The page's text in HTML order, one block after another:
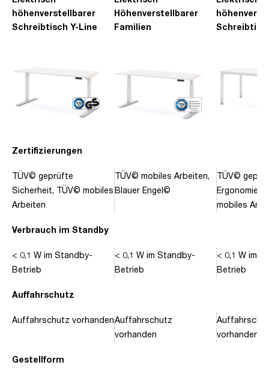
Zertifizierungen
Verbrauch im Standby
Auffahrschutz
Gestellform
höhenverstellbarer
Schreibtisch Y-Line
TÜV© geprüfte
Sicherheit, TÜV© mobiles
Arbeiten
< 0,1 W im Standby-
Betrieb
Auffahrschutz vorhanden
Höhenverstellbarer
Familien
TÜV© mobiles Arbeiten,
Blauer Engel©
< 0,1 W im Standby-
Betrieb
Auffahrschutz
vorhanden
TÜV©
Ergonomie,
mobiles
< 0,1 W im
Betrieb
vorhanden